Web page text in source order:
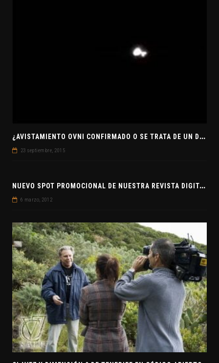
¿
AVISTAMIENTO OVNI CONFIRMADO O SE TRATA DE UN DRONE? INVESTIGA EL MUFON
23 septiembre, 2015
N
UEVO SPOT PROMOCIONAL DE NUESTRA REVISTA DIGITAL CLAVE7
6 marzo, 2012